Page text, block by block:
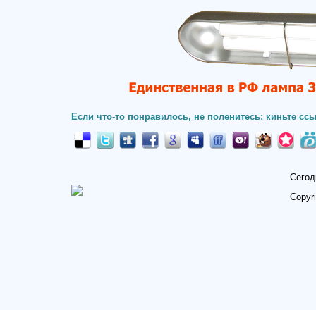
Если что-то понравилось, не поленитесь: киньте